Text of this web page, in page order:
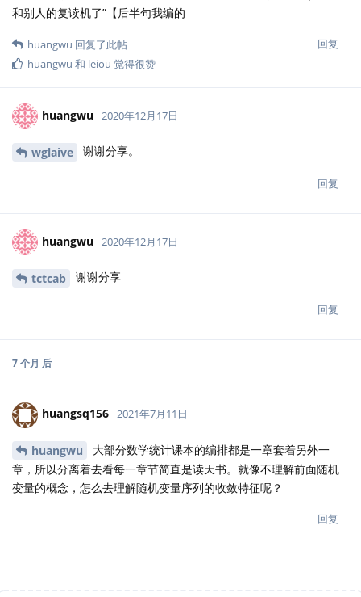
和别人的复读机了”【后半句我编的
回复
huangwu 回复了此帖
huangwu 和 leiou 觉得很赞
huangwu 2020年12月17日
wglaive 谢谢分享。
回复
huangwu 2020年12月17日
tctcab 谢谢分享
回复
7 个月 后
huangsq156 2021年7月11日
huangwu
大部分数学统计课本的编排都是一章套着另外一
章，所以分离着去看每一章节简直是读天书。就像不理解前面随机
变量的概念，怎么去理解随机变量序列的收敛特征呢？
回复